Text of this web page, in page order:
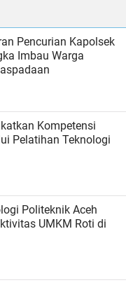
Pencurian Kapolsek
Imbau Warga
Kompetensi
Pelatihan Teknologi
Politeknik Aceh
UMKM Roti di